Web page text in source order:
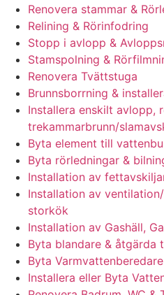
Renovera stammar &
Relining & Rörinfodring
Stopp i avlopp &
Stamspolning &
Renovera Tvättstuga
Brunnsborrning &
Installera enskilt avlopp,
trekammarbrunn/
Byta element till
Byta rörledningar &
Installation av
Installation av
storkök
Installation av Gashäll,
Byta blandare & åtgärda
Byta Varmvattenberedare
Installera eller Byta